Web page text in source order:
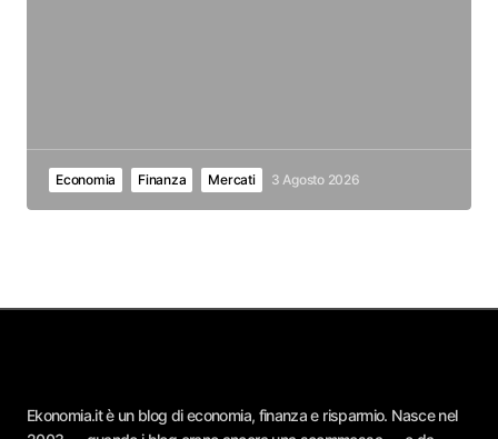
Economia Finanza Mercati 3 Agosto 2026
Ekonomia.it è un blog di economia, finanza e risparmio. Nasce nel